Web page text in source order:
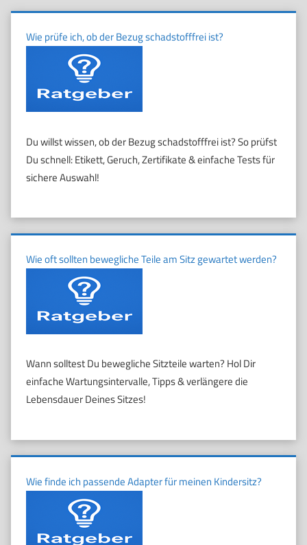
Wie prüfe ich, ob der Bezug schadstofffrei ist?
Du willst wissen, ob der Bezug schadstofffrei ist? So prüfst
Du schnell: Etikett, Geruch, Zertifikate & einfache Tests für
sichere Auswahl!
Wie oft sollten bewegliche Teile am Sitz gewartet werden?
Wann solltest Du bewegliche Sitzteile warten? Hol Dir
einfache Wartungsintervalle, Tipps & verlängere die
Lebensdauer Deines Sitzes!
Wie finde ich passende Adapter für meinen Kindersitz?